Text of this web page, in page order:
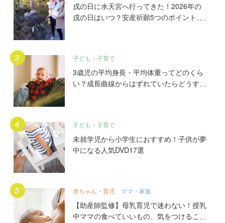
戌の日に水天宮へ行ってきた！2026年の
戌の日はいつ？安産祈願5つのポイント、
子ども・子育て
3歳児の平均身長・平均体重ってどのくら
い？成長曲線からはずれていたらどうす
子ども・子育て
未就学児から小学生におすすめ！子供が夢
中になる人気DVD17選
赤ちゃん・育児 ママ・家族
【助産師監修】母乳育児で迷わない！授乳
中ママの食べていいもの、気をつけること